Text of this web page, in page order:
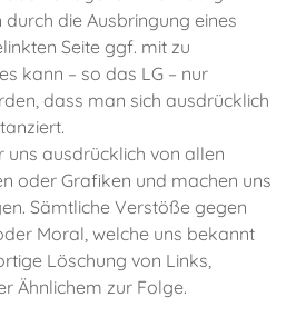
die Ausbringung eines
Seite ggf. mit zu
kann – so das LG – nur
dass man sich ausdrücklich
uns ausdrücklich von allen
oder Grafiken und machen uns
Sämtliche Verstöße gegen
Moral, welche uns bekannt
Löschung von Links,
Ähnlichem zur Folge.